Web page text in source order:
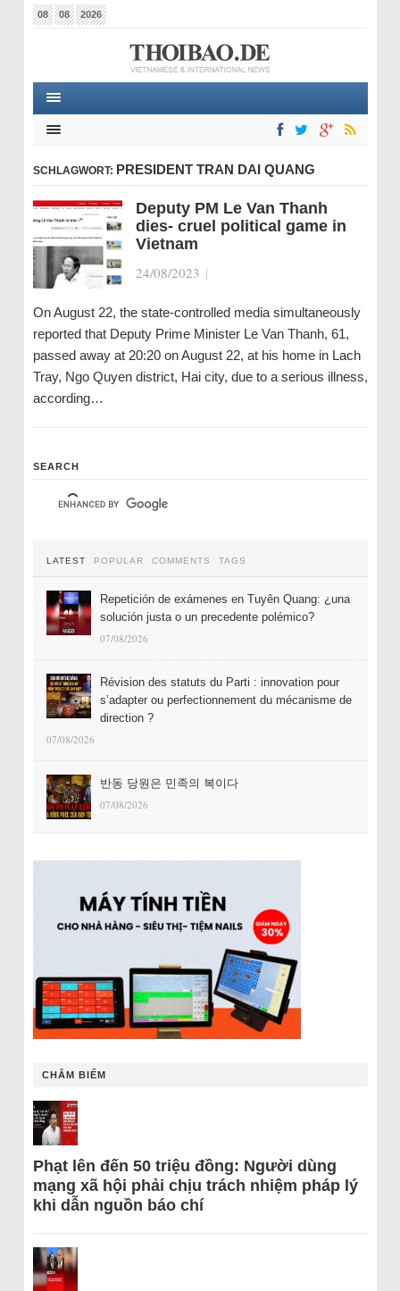
08 08 2026
SCHLAGWORT: PRESIDENT TRAN DAI QUANG
Deputy PM Le Van Thanh
dies- cruel political game in
Vietnam
24/08/2023 |
On August 22, the state-controlled media simultaneously
reported that Deputy Prime Minister Le Van Thanh, 61,
passed away at 20:20 on August 22, at his home in Lach
Tray, Ngo Quyen district, Hai city, due to a serious illness,
according…
SEARCH
LATEST POPULAR COMMENTS TAGS
Repetición de exámenes en Tuyên Quang: ¿una
solución justa o un precedente polémico?
07/08/2026
Révision des statuts du Parti : innovation pour
s’adapter ou perfectionnement du mécanisme de
direction ?
07/08/2026
반동 당원은 민족의 복이다
07/08/2026
CHÂM BIẾM
Phạt lên đến 50 triệu đồng: Người dùng
mạng xã hội phải chịu trách nhiệm pháp lý
khi dẫn nguồn báo chí